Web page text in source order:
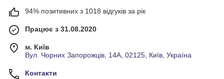
94% позитивних з 1018 відгуків за рік
Працює з 31.08.2020
м. Київ
Вул. Чорних Запорожців, 14А, 02125, Київ, Україна
Контакти